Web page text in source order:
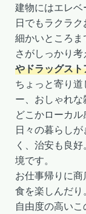
建物にはエレ
日でもラクラク
細かいところ
さがしっかり考
やドラッグス
ちょっと寄り
ー、おしゃれな
どこかローカル
日々の暮らし
く、治安も良
境です。
お仕事帰りに
食を楽しんだり。
自由度の高い